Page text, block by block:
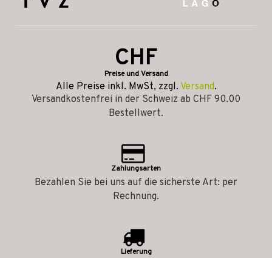
CHF
Preise und Versand
Alle Preise inkl. MwSt, zzgl. Versand.
Versandkostenfrei in der Schweiz ab CHF 90.00
Bestellwert.
Zahlungsarten
Bezahlen Sie bei uns auf die sicherste Art: per
Rechnung.
Lieferung